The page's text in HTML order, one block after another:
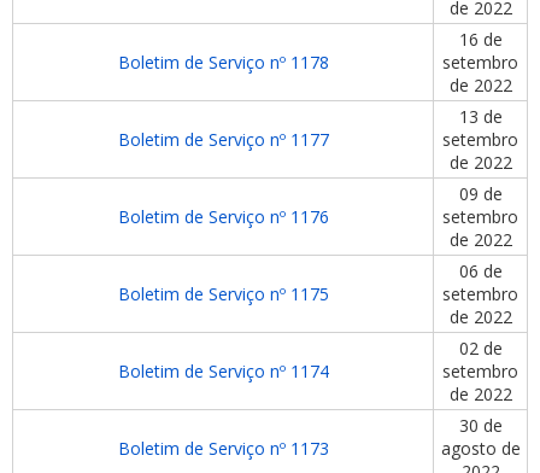
de 2022
Boletim de Serviço nº 1178
16 de
setembro
de 2022
Boletim de Serviço nº 1177
13 de
setembro
de 2022
Boletim de Serviço nº 1176
09 de
setembro
de 2022
Boletim de Serviço nº 1175
06 de
setembro
de 2022
Boletim de Serviço nº 1174
02 de
setembro
de 2022
Boletim de Serviço nº 1173
30 de
agosto de